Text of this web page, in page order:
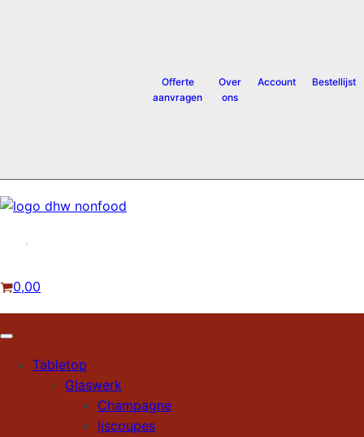
Offerte
aanvragen
Over
ons
Account Bestellijst
0,00
Tabletop
Glaswerk
Champagne
Ijscoupes